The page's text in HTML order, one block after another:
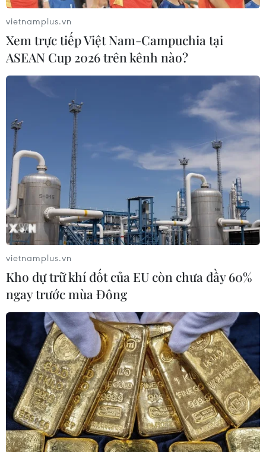
New Zealand công bố kế hoạch mở cửa
biên giới quốc gia
24/11/2021 05:22
Người từ Australia và có thẻ cư trú tại New Zealand có
thể nhập cảnh từ giữa tháng 1/2022, trong khi những
người từ những quốc gia khác thuộc nhóm đối tượng
này sẽ được cấp phép kể từ ngày 13/2/2022.
Singapore-Malaysia mở lại biên giới cho
những người đã tiêm vaccine
24/11/2021 12:53
Với dân số khoảng 5,45 triệu người, Singapore phải phụ
thuộc vào các cư dân đang sinh sống tại bang Johor,
miền Nam Malaysia để cung cấp lao động cho loạt lĩnh
vietnamplus.vn
Xem trực tiếp Việt Nam-Campuchia tại
ASEAN Cup 2026 trên kênh nào?
vietnamplus.vn
Kho dự trữ khí đốt của EU còn chưa đầy 60%
ngay trước mùa Đông